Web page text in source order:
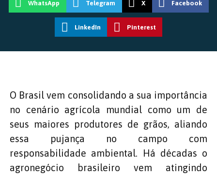
WhatsApp Telegram X Facebook
LinkedIn Pinterest
O Brasil vem consolidando a sua importância
no cenário agrícola mundial como um de
seus maiores produtores de grãos, aliando
essa pujança no campo com
responsabilidade ambiental. Há décadas o
agronegócio brasileiro vem atingindo